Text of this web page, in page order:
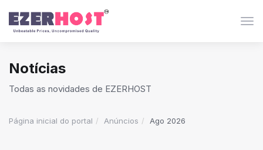
Notícias
Todas as novidades de EZERHOST
Página inicial do portal Anúncios Ago 2026